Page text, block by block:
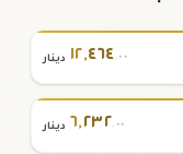
١٢,٤٦٤.٠٠ دينار
٦,٢٣٢.٠٠ دينار